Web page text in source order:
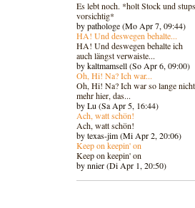
Es lebt noch. *holt Stock und
vorsichtig*
by pathologe (Mo Apr 7, 09:44)
HA! Und deswegen behalte...
HA! Und deswegen behalte ich
auch längst verwaiste...
by kaltmamsell (So Apr 6, 09:00)
Oh, Hi! Na? Ich war...
Oh, Hi! Na? Ich war so lange nicht
mehr hier, das...
by Lu (Sa Apr 5, 16:44)
Ach, watt schön!
Ach, watt schön!
by texas-jim (Mi Apr 2, 20:06)
Keep on keepin' on
Keep on keepin' on
by nnier (Di Apr 1, 20:50)